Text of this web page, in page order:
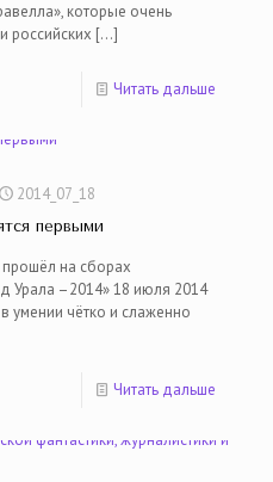
которые очень
российских […]
Читать дальше
2014_07_18
первыми
прошёл на сборах
Урала –2014» 18 июля 2014
умении чётко и слаженно
Читать дальше